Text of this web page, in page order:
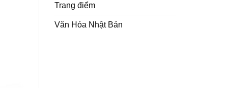
Trang điểm
Văn Hóa Nhật Bản